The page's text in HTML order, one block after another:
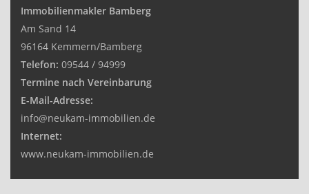
Immobilienmakler Bamberg
Am Sand 14
96164 Kemmern/Bamberg
Telefon: 09544 / 94999
Termine nach Vereinbarung
E-Mail-Adresse:
info@neukam-immobilien.de
Internet:
www.neukam-immobilien.de